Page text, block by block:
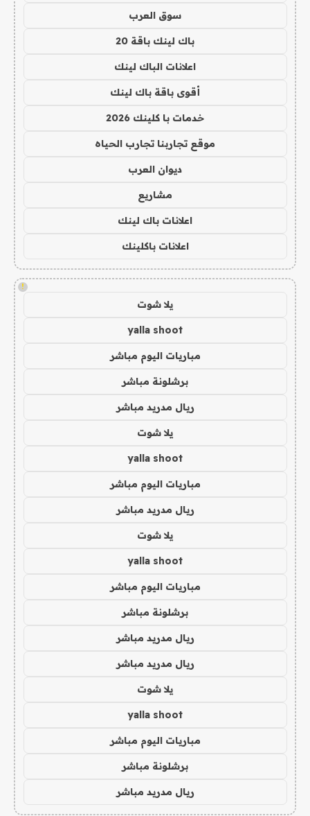
سوق العرب
باك لينك باقة 20
اعلانات الباك لينك
أقوى باقة باك لينك
خدمات با كلينك 2026
موقع تجاربنا تجارب الحياه
ديوان العرب
مشاريع
اعلانات باك لينك
اعلانات باكلينك
!
يلا شوت
yalla shoot
مباريات اليوم مباشر
برشلونة مباشر
ريال مدريد مباشر
يلا شوت
yalla shoot
مباريات اليوم مباشر
ريال مدريد مباشر
يلا شوت
yalla shoot
مباريات اليوم مباشر
برشلونة مباشر
ريال مدريد مباشر
ريال مدريد مباشر
يلا شوت
yalla shoot
مباريات اليوم مباشر
برشلونة مباشر
ريال مدريد مباشر